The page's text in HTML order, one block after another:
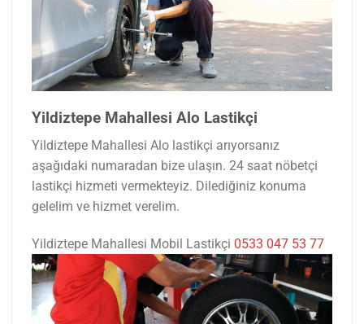
Yildiztepe Mahallesi Alo Lastikçi
Yildiztepe Mahallesi Alo lastikçi arıyorsanız
aşağıdaki numaradan bize ulaşın. 24 saat nöbetçi
lastikçi hizmeti vermekteyiz. Dilediğiniz konuma
gelelim ve hizmet verelim.
Yildiztepe Mahallesi Mobil Lastikçi 0533 047 53 77